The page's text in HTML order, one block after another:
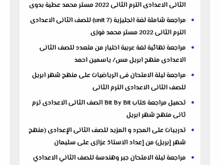
الثانى الاعدادى الترم الثانى 2022 مستر محمد عطية بدوى
مراجعة شاملة لغة انجليزية (unit 7) للصف الثانى الاعدادى
الترم الثانى 2022 مستر محمد فوزى
مراجعة نهائية لغة عربية اختيار من متعدد للصف الثانى
الاعدادى منهج ابريل مس/ ياسمين احمد
مراجعة ليلة الامتحان فى الرياضيات على منهج شهر ابريل
للصف الثانى الاعدادى الترم الثانى
تحميل مراجعة كتاب Bit By Bit الصف الثانى الاعدادى ترم
ثانى منهج شهر ابريل
تدريبات على المجرد و المزيد للصف الثانى الإعدادى (منهج
شهر إبريل) من إعداد الاستاذ عزازى على سليمان
مراجعة ليلة الامتحان جبر وهندسة للصف الثاني الاعدادي